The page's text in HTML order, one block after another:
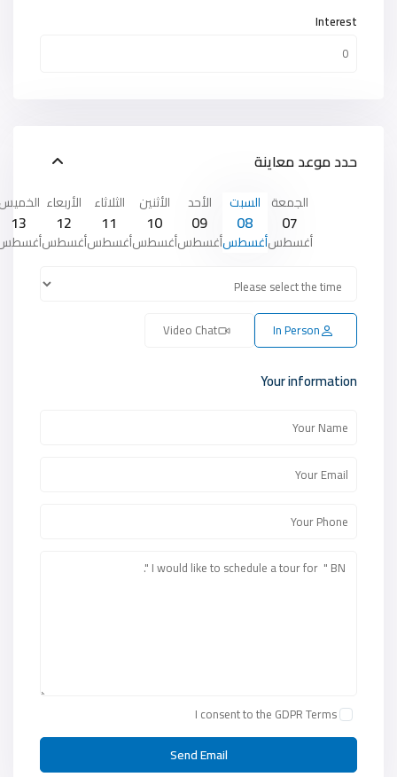
Interest
حدد موعد معاينة
الجمعة
07
أغسطس
السبت
08
أغسطس
الأحد
09
أغسطس
الأثنين
10
أغسطس
الثلاثاء
11
أغسطس
الأربعاء
12
أغسطس
13
In Person
Video Chat
Your information
I consent to the GDPR Terms